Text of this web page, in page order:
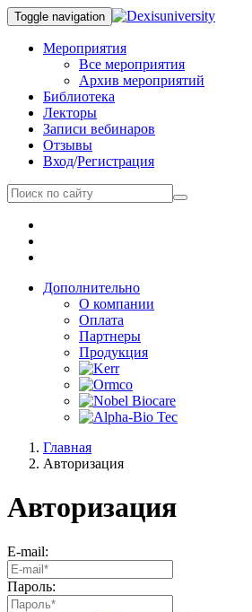
Toggle navigation
Мероприятия
Все мероприятия
Архив мероприятий
Библиотека
Лекторы
Записи вебинаров
Отзывы
Вход/Регистрация
Дополнительно
О компании
Оплата
Партнеры
Продукция
Главная
Авторизация
Авторизация
E-mail:
Пароль: